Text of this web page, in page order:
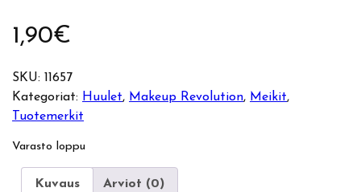
1,90€
SKU: 11657
Kategoriat: Huulet, Makeup Revolution, Meikit
Tuotemerkit
Varasto loppu
Kuvaus Arviot (0)